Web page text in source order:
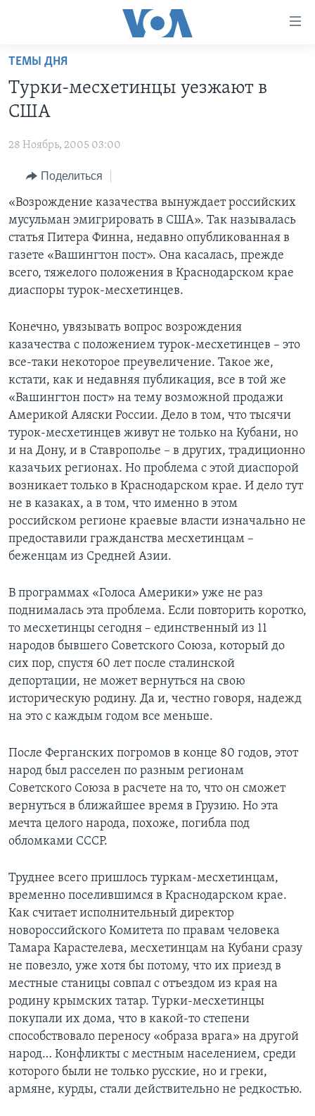
Перейти
основной
контент
навигации
Перейти
поиск
ПРОГРАММЫ
НОВОСТИ ЗА МИНУТУ
ИТОГИ
ПОЧЕМУ ЭТО ВАЖНО?
ДИСКУССИЯ VOA
ДЕТАЛИ
НЬЮ-ЙОРК NEW YORK
УЧИМ АНГЛИЙСКИЙ
НАША АМЕРИКАНСКАЯ ИСТОРИЯ
А КАК В АМЕРИКЕ?
АРТЕФАКТЫ
АМЕРИКАНСКИЕ ГОРОДКИ
ТЕСТЫ
ЭКСПЕРТИЗА
ИНТЕРВЬЮ
ФАКТЫ ПРОТИВ ФЕЙКОВ
ЗА СВОБОДУ ПРЕССЫ
УЧИМ АНГЛИЙСКИЙ
ВИДЕО
Learning English
СОЦИАЛЬНЫЕ СЕТИ
Языки
ТЕМЫ ДНЯ
Турки-месхетинцы уезжают в
США
28 Ноябрь, 2005 03:00
Поделиться
«Возрождение казачества вынуждает российских
мусульман эмигрировать в США». Так называлась
статья Питера Финна, недавно опубликованная в
газете «Вашингтон пост». Она касалась, прежде
всего, тяжелого положения в Краснодарском крае
диаспоры турок-месхетинцев.
Конечно, увязывать вопрос возрождения
казачества с положением турок-месхетинцев – это
все-таки некоторое преувеличение. Такое же,
кстати, как и недавняя публикация, все в той же
«Вашингтон пост» на тему возможной продажи
Америкой Аляски России. Дело в том, что тысячи
турок-месхетинцев живут не только на Кубани, но
и на Дону, и в Ставрополье – в других, традиционно
казачьих регионах. Но проблема с этой диаспорой
возникает только в Краснодарском крае. И дело тут
не в казаках, а в том, что именно в этом
российском регионе краевые власти изначально не
предоставили гражданства месхетинцам –
беженцам из Средней Азии.
В программах «Голоса Америки» уже не раз
поднималась эта проблема. Если повторить коротко,
то месхетинцы сегодня – единственный из 11
народов бывшего Советского Союза, который до
сих пор, спустя 60 лет после сталинской
депортации, не может вернуться на свою
историческую родину. Да и, честно говоря, надежд
на это с каждым годом все меньше.
После Ферганских погромов в конце 80 годов, этот
народ был расселен по разным регионам
Советского Союза в расчете на то, что он сможет
вернуться в ближайшее время в Грузию. Но эта
мечта целого народа, похоже, погибла под
обломками СССР.
Труднее всего пришлось туркам-месхетинцам,
временно поселившимся в Краснодарском крае.
Как считает исполнительный директор
новороссийского Комитета по правам человека
Тамара Карастелева, месхетинцам на Кубани сразу
не повезло, уже хотя бы потому, что их приезд в
местные станицы совпал с отъездом из края на
родину крымских татар. Турки-месхетинцы
покупали их дома, что в какой-то степени
способствовало переносу «образа врага» на другой
народ… Конфликты с местным населением, среди
которого были не только русские, но и греки,
армяне, курды, стали действительно не редкостью.